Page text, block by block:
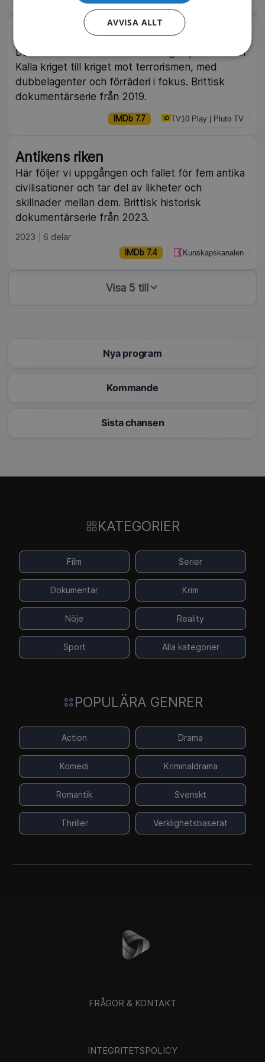
Damian Lewis: Spy Wars
Damian Lewis berättar om verkliga spionfall från
Kalla kriget till kriget mot terrorismen, med
dubbelagenter och förräderi i fokus. Brittisk
dokumentärserie från 2019.
IMDb 7.7 TV10 Play | Pluto TV
Antikens riken
Här följer vi uppgången och fallet för fem antika
civilisationer och tar del av likheter och
skillnader mellan dem. Brittisk historisk
dokumentärserie från 2023.
2023 6 delar
IMDb 7.4 Kunskapskanalen
Visa 5 till
Nya program
Kommande
Sista chansen
KATEGORIER
Film Serier
Dokumentär Krim
Nöje Reality
Sport Alla kategorier
POPULÄRA GENRER
Action Drama
Komedi Kriminaldrama
Romantik Svenskt
Thriller Verklighetsbaserat
FRÅGOR & KONTAKT
INTEGRITETSPOLICY
AVVISA ALLT